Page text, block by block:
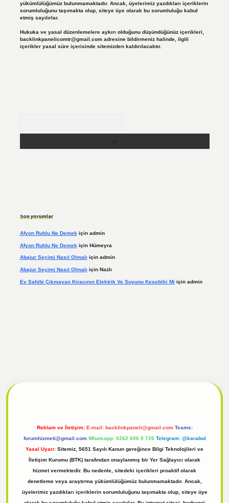
yükümlülüğümüz bulunmamaktadır. Ancak, üyelerimiz yazdıkları içeriklerin
sorumluluğunu taşımakta olup, siteye üye olarak bu sorumluluğu kabul
etmiş sayılırlar.
Hukuka ve yasal düzenlemelere aykırı olduğunu düşündüğünüz içerikleri,
backlinkpanelicomtr@gmail.comadresine bildirmeniz halinde, ilgili
içerikler yasal süre içerisinde sitemizden kaldırılacaktır.
Son yorumlar
Afyon Ruhlu Ne Demek için admin
Afyon Ruhlu Ne Demek için Hümeyra
Abajur Seçimi Nasıl Olmalı için admin
Abajur Seçimi Nasıl Olmalı için Nazlı
Ev Sahibi Çıkmayan Kiracının Elektrik Ve Suyunu Kesebilir Mi için admin
Reklam ve İletişim: E-mail: backlinkpaneli@gmail.com Teams:
forumhizmeti@gmail.com Whatsapp: 0262 606 0 726 Telegram: @karabul
Yasal Uyarı: Sitemiz, 5651 Sayılı Kanun gereğince Bilgi Teknolojileri ve
İletişim Kurumu (BTK) tarafından onaylanmış bir Yer Sağlayıcı olarak
hizmet vermektedir. Bu nedenle, sitedeki içerikleri proaktif olarak
denetleme veya araştırma yükümlülüğümüz bulunmamaktadır. Ancak,
üyelerimiz yazdıkları içeriklerin sorumluluğunu taşımakta olup, siteye üye